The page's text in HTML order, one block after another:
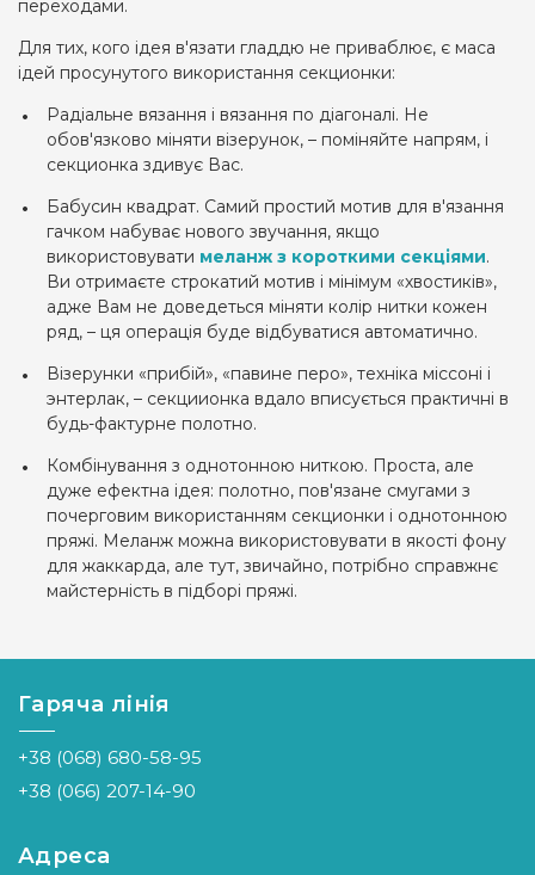
переходами.
Для тих, кого ідея в'язати гладдю не приваблює, є маса
ідей просунутого використання секционки:
Радіальне вязання і вязання по діагоналі. Не
обов'язково міняти візерунок, – поміняйте напрям, і
секционка здивує Вас.
Бабусин квадрат. Самий простий мотив для в'язання
гачком набуває нового звучання, якщо
використовувати меланж з короткими секціями.
Ви отримаєте строкатий мотив і мінімум «хвостиків»,
адже Вам не доведеться міняти колір нитки кожен
ряд, – ця операція буде відбуватися автоматично.
Візерунки «прибій», «павине перо», техніка міссоні і
энтерлак, – секциионка вдало вписується практичні в
будь-фактурне полотно.
Комбінування з однотонною ниткою. Проста, але
дуже ефектна ідея: полотно, пов'язане смугами з
почерговим використанням секционки і однотонною
пряжі. Меланж можна використовувати в якості фону
для жаккарда, але тут, звичайно, потрібно справжнє
майстерність в підборі пряжі.
Гаряча лінія
+38 (068) 680-58-95
+38 (066) 207-14-90
Адреса